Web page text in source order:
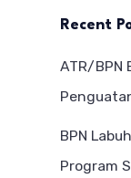
Recent
ATR/BPN
BPN
Program